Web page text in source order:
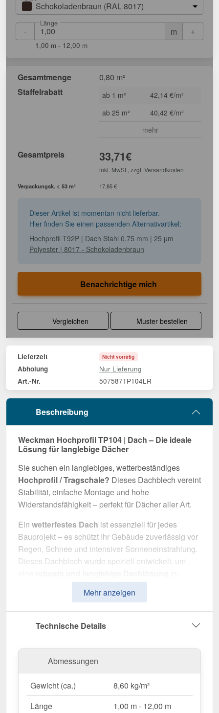
Schokoladenbraun (RAL 8017)
- m
Länge
+
1,00 m - 12,00 m
Gesamtmenge
0,80 m²
Staffelrabatt
ab 1 m²
42,14 €/m²
ab 25 m²
40,42 €/m²
mehr
Gesamtpreis 33,71€
inkl. MwSt. , zzgl. Versandkosten
Verpackungsk. < 53 m² 17,85 €
Dieser Artikel ist momentan nicht lieferbar.
Hier finden Sie einen passenden Alternativartikel:
Hochprofil T92P | Dach Stahl 0,75 mm | 25 µm
Polyester | 8017 - Schokoladenbraun
Benachrichtige mich
Vergleichen Muster bestellen
Lieferzeit Nicht vorrätig
Abholung Nur Lieferung
Art.-Nr. 507587TP104LR
Beschreibung
Weckman Hochprofil TP104 | Dach – Die ideale
Lösung für langlebige Dächer
Sie suchen ein langlebiges, wetterbeständiges
Hochprofil / Tragschale? Dieses Dachblech vereint
Stabilität, einfache Montage und hohe
Widerstandsfähigkeit – perfekt für Dächer aller Art.
Ein wetterfestes Dach ist essenziell für jedes
Bauprojekt – es schützt Ihr Gebäude zuverlässig vor
Regen, Schnee und intensiver Sonneneinstrahlung.
Dieses Dachblech wurde speziell entwickelt, um
bieten. Es überzeugt durch einfache Montage, hohe
Widerstandsfähigkeit und eine widerstandsfähige
Beschichtung.
Hergestellt ausStahlmit einer
Plattenbreite von 85 cm
Nutzbreite von 80 cmermöglichen eine schnelle
Beschichtungin
Schokoladenbraun (RAL 8017)
bleibt das Material dauerhaft gegen Korrosion
Mehr anzeigen
Technische Details
Abmessungen
Gewicht (ca.)
8,60 kg/m²
Länge
1,00 m - 12,00 m